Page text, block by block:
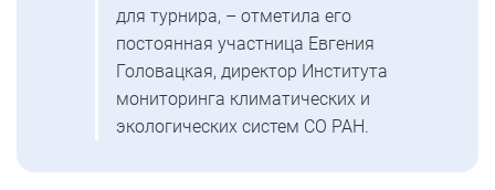
для турнира, – отметила его
постоянная участница Евгения
Головацкая, директор Института
мониторинга климатических и
экологических систем СО РАН.